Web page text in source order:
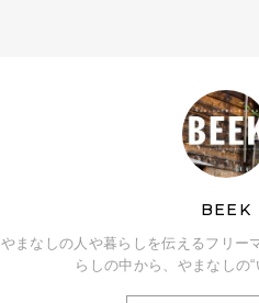
BEEK
やまなしの人や暮らしを伝えるフリー
らしの中から、やまなしの“